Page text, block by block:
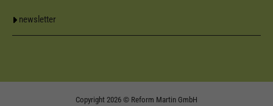
newsletter
Copyright 2026 © Reform Martin GmbH